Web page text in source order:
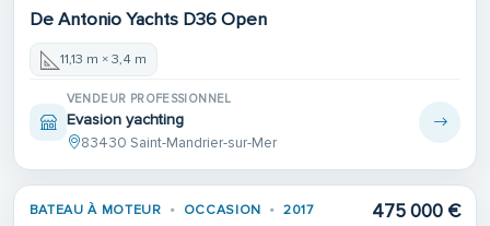
De Antonio Yachts D36 Open
11,13 m × 3,4 m
VENDEUR PROFESSIONNEL
Evasion yachting
83430 Saint-Mandrier-sur-Mer
BATEAU À MOTEUR OCCASION 2017 475 000 €